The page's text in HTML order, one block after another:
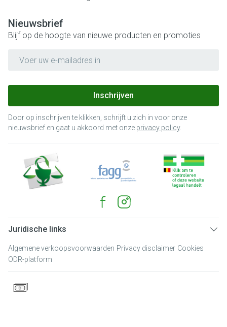
Nieuwsbrief
Blijf op de hoogte van nieuwe producten en promoties
Inschrijven
Door op inschrijven te klikken, schrijft u zich in voor onze
nieuwsbrief en gaat u akkoord met onze privacy policy.
Juridische links
Algemene verkoopsvoorwaarden Privacy disclaimer Cookies
ODR-platform